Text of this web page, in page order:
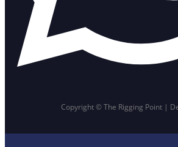
Copyright © The Rigging Point |